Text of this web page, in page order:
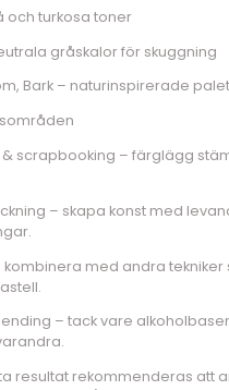
och turkosa toner
gråskalor för skuggning
Bark – naturinspirerade
& scrapbooking – färglägg
– skapa konst med
kombinera med andra tekniker
– tack vare
resultat rekommenderas att